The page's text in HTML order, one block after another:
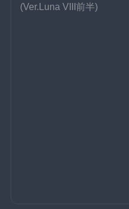
(Ver.Luna VIII前半)